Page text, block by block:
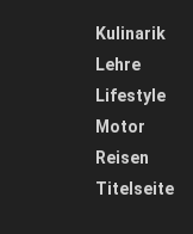
Kulinarik
Lehre
Lifestyle
Motor
Reisen
Titelseite